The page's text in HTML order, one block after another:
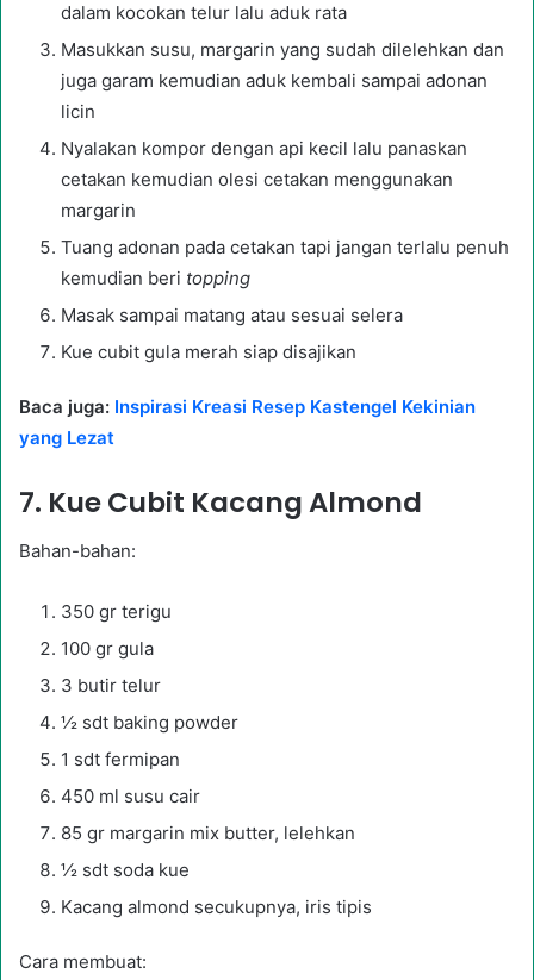
dalam kocokan telur lalu aduk rata
Masukkan susu, margarin yang sudah dilelehkan dan
juga garam kemudian aduk kembali sampai adonan
licin
Nyalakan kompor dengan api kecil lalu panaskan
cetakan kemudian olesi cetakan menggunakan
margarin
Tuang adonan pada cetakan tapi jangan terlalu penuh
kemudian beri topping
Masak sampai matang atau sesuai selera
Kue cubit gula merah siap disajikan
Baca juga: Inspirasi Kreasi Resep Kastengel Kekinian
yang Lezat
7. Kue Cubit Kacang Almond
Bahan-bahan:
350 gr terigu
100 gr gula
3 butir telur
½ sdt baking powder
1 sdt fermipan
450 ml susu cair
85 gr margarin mix butter, lelehkan
½ sdt soda kue
Kacang almond secukupnya, iris tipis
Cara membuat: